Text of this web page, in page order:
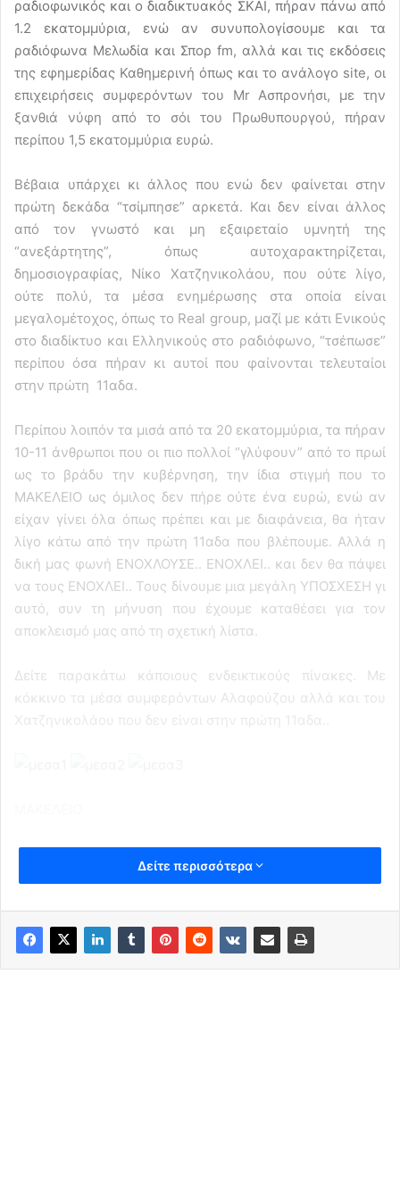
ραδιοφωνικός και ο διαδικτυακός ΣΚΑΙ, πήραν πάνω από
1.2 εκατομμύρια, ενώ αν συνυπολογίσουμε και τα
ραδιόφωνα Μελωδία και Σπορ fm, αλλά και τις εκδόσεις
της εφημερίδας Καθημερινή όπως και το ανάλογο site, οι
επιχειρήσεις συμφερόντων του Mr Ασπρονήσι, με την
ξανθιά νύφη από το σόι του Πρωθυπουργού, πήραν
περίπου 1,5 εκατομμύρια ευρώ.
Βέβαια υπάρχει κι άλλος που ενώ δεν φαίνεται στην
πρώτη δεκάδα “τσίμπησε” αρκετά. Και δεν είναι άλλος
από τον γνωστό και μη εξαιρεταίο υμνητή της
“ανεξάρτητης”, όπως αυτοχαρακτηρίζεται,
δημοσιογραφίας, Νίκο Χατζηνικολάου, που ούτε λίγο,
ούτε πολύ, τα μέσα ενημέρωσης στα οποία είναι
μεγαλομέτοχος, όπως το Real group, μαζί με κάτι Ενικούς
στο διαδίκτυο και Ελληνικούς στο ραδιόφωνο, “τσέπωσε”
περίπου όσα πήραν κι αυτοί που φαίνονται τελευταίοι
στην πρώτη 11αδα.
Περίπου λοιπόν τα μισά από τα 20 εκατομμύρια, τα πήραν
10-11 άνθρωποι που οι πιο πολλοί “γλύφουν” από το πρωί
ως το βράδυ την κυβέρνηση, την ίδια στιγμή που το
ΜΑΚΕΛΕΙΟ ως όμιλος δεν πήρε ούτε ένα ευρώ, ενώ αν
είχαν γίνει όλα όπως πρέπει και με διαφάνεια, θα ήταν
λίγο κάτω από την πρώτη 11αδα που βλέπουμε. Αλλά η
δική μας φωνή ΕΝΟΧΛΟΥΣΕ.. ΕΝΟΧΛΕΙ.. και δεν θα πάψει
να τους ΕΝΟΧΛΕΙ.. Τους δίνουμε μια μεγάλη ΥΠΟΣΧΕΣΗ γι
αυτό, συν τη μήνυση που έχουμε καταθέσει για τον
αποκλεισμό μας από τη σχετική λίστα.
Δείτε παρακάτω κάποιους ενδεικτικούς πίνακες. Με
κόκκινο τα μέσα συμφερόντων Αλαφούζου αλλά και του
Δείτε περισσότερα